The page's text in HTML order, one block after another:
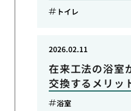
トイレ
在来工法の浴室
交換するメリッ
2026.02.11
浴室